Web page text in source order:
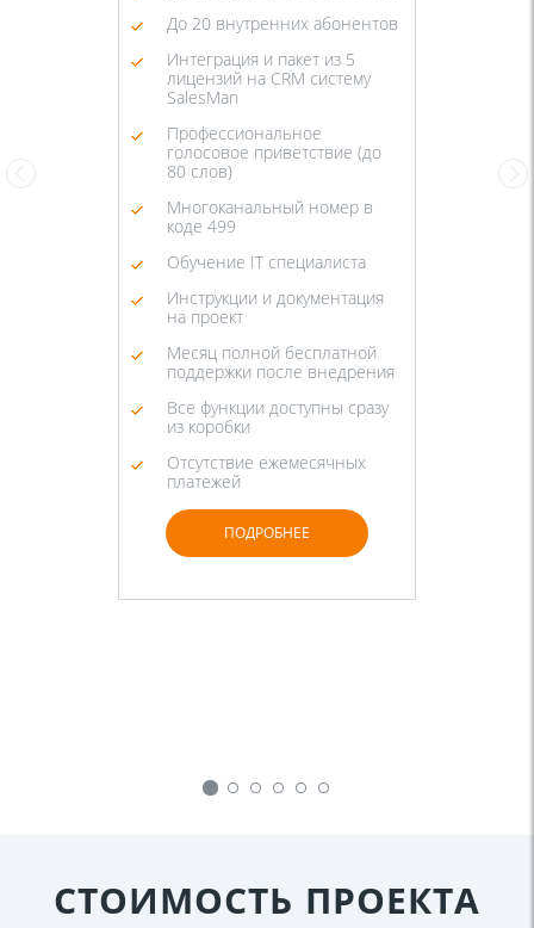
До 20 внутренних абонентов
Интеграция и пакет из 5
лицензий на CRM систему
SalesMan
Профессиональное
голосовое приветствие (до
80 слов)
Многоканальный номер в
коде 499
Обучение IT специалиста
Инструкции и документация
на проект
Месяц полной бесплатной
поддержки после внедрения
Все функции доступны сразу
из коробки
Отсутствие ежемесячных
платежей
ПОДРОБНЕЕ
СТОИМОСТЬ ПРОЕКТА